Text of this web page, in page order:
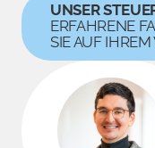
UNSER
ERFAHRENE
SIE AUF